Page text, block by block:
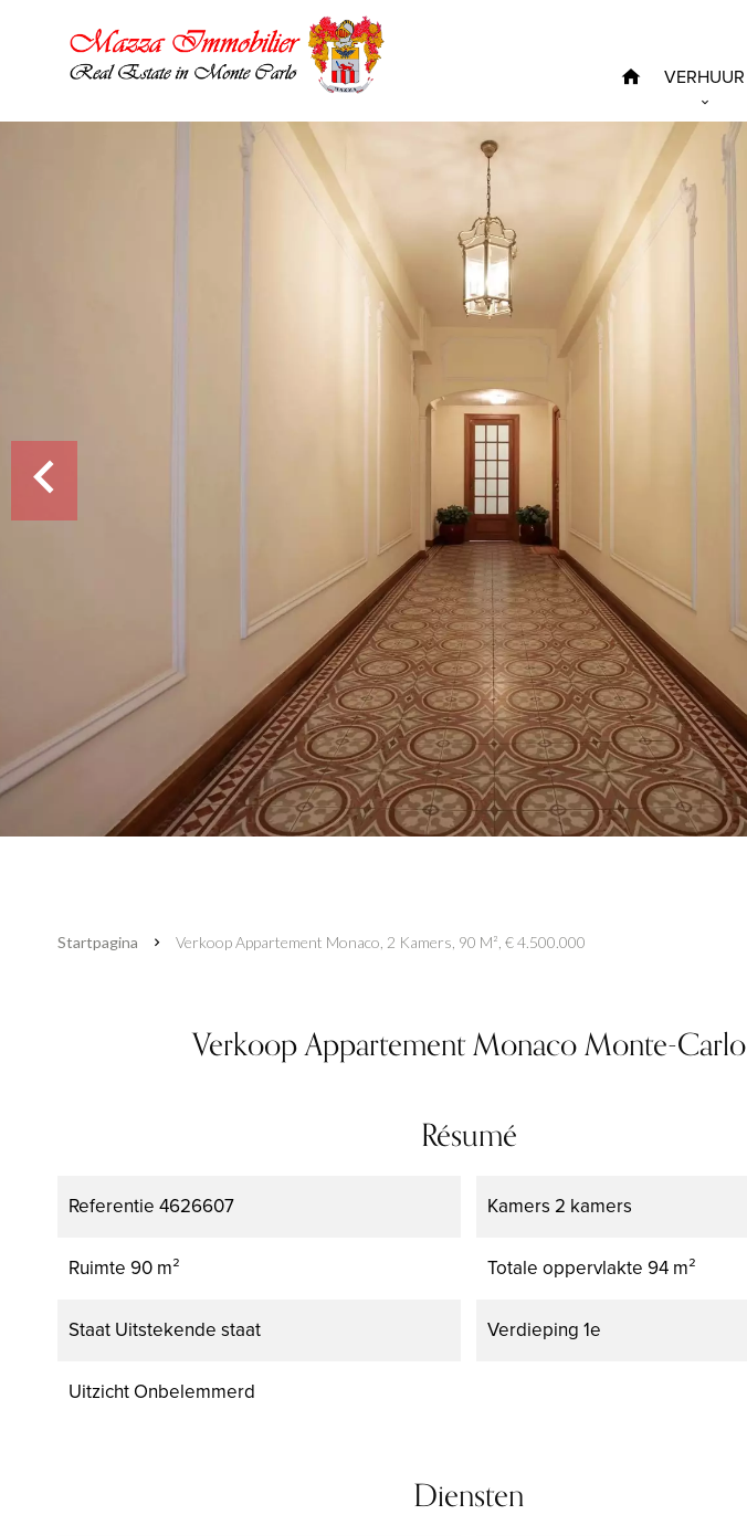
VERHUUR
Startpagina Verkoop Appartement Monaco, 2 Kamers, 90 M², € 4.500.000
Verkoop Appartement Monaco Monte-Carlo
Résumé
Referentie 4626607 Kamers 2 kamers
Ruimte 90 m² Totale oppervlakte94 m²
Staat Uitstekende staat Verdieping1e
Uitzicht Onbelemmerd
Diensten